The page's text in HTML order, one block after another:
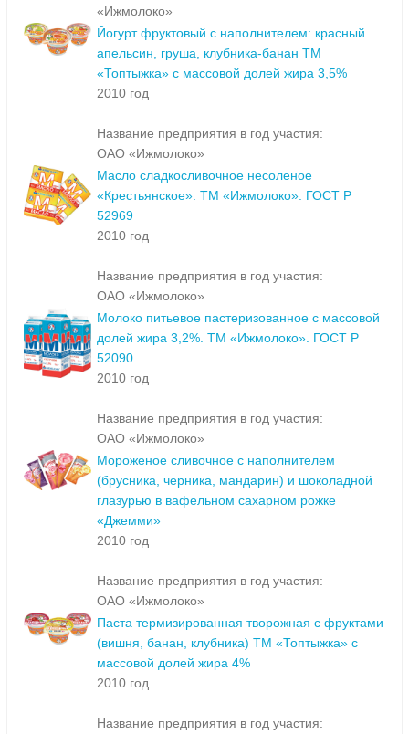
«Ижмолоко»
Йогурт фруктовый с наполнителем: красный
апельсин, груша, клубника-банан ТМ
«Топтыжка» с массовой долей жира 3,5%
2010 год
Название предприятия в год участия:
ОАО «Ижмолоко»
Масло сладкосливочное несоленое
«Крестьянское». ТМ «Ижмолоко». ГОСТ Р
52969
2010 год
Название предприятия в год участия:
ОАО «Ижмолоко»
Молоко питьевое пастеризованное с массовой
долей жира 3,2%. ТМ «Ижмолоко». ГОСТ Р
52090
2010 год
Название предприятия в год участия:
ОАО «Ижмолоко»
Мороженое сливочное с наполнителем
(брусника, черника, мандарин) и шоколадной
глазурью в вафельном сахарном рожке
«Джемми»
2010 год
Название предприятия в год участия:
ОАО «Ижмолоко»
Паста термизированная творожная с фруктами
(вишня, банан, клубника) ТМ «Топтыжка» с
массовой долей жира 4%
2010 год
Название предприятия в год участия: